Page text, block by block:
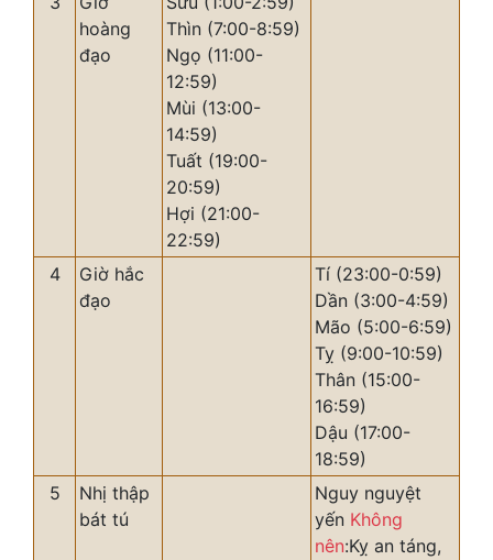
hoàng
đạo
Thìn (7:00-8:59)
Ngọ (11:00-
12:59)
Mùi (13:00-
14:59)
Tuất (19:00-
20:59)
Hợi (21:00-
22:59)
4
Giờ hắc
đạo
Tí (23:00-0:59)
Dần (3:00-4:59)
Mão (5:00-6:59)
Tỵ (9:00-10:59)
Thân (15:00-
16:59)
Dậu (17:00-
18:59)
5
Nhị thập
bát tú
Nguy nguyệt
yến Không
nên:Kỵ an táng,